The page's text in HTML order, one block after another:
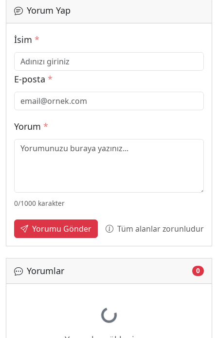
Yorum Yap
İsim *
E-posta *
Yorum *
0/1000 karakter
Yorumu Gönder Tüm alanlar zorunludur
Yorumlar 0